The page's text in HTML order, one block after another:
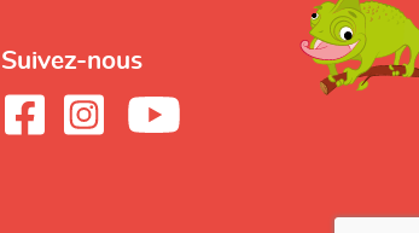
Suivez-nous